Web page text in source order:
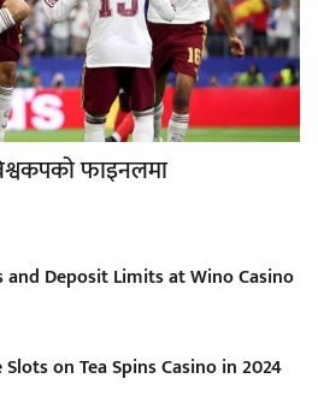
फाइनलमा
Deposit Limits at Wino Casino
on Tea Spins Casino in 2024